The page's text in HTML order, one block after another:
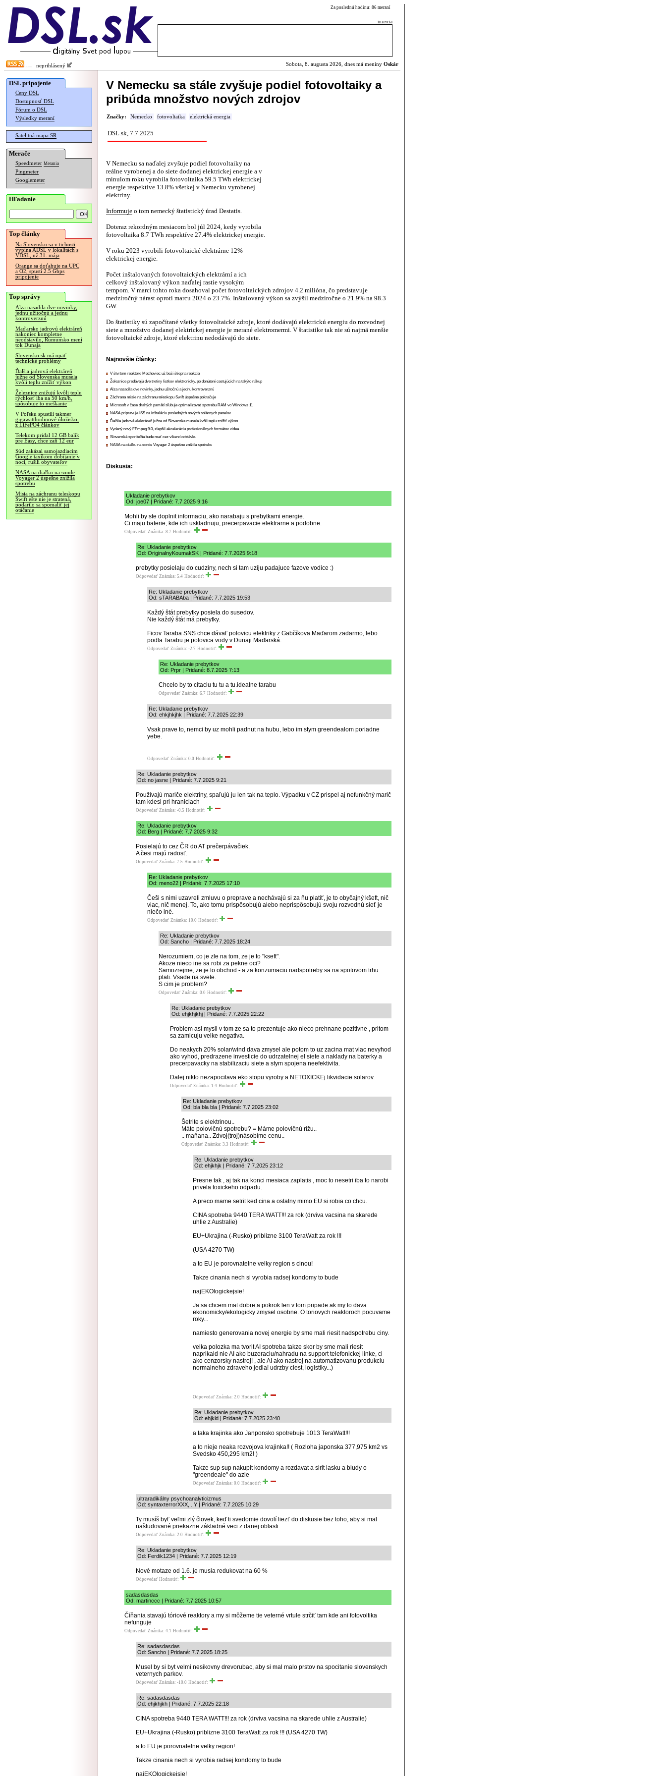
Za poslednú hodinu: 86 meraní
inzercia
neprihlásený Sobota, 8. augusta 2026, dnes má meniny Oskár
DSL pripojenie
Ceny DSL
Dostupnosť DSL
Fórum o DSL
Výsledky meraní
Satelitná mapa SR
Merače
Speedmeter Merania
Pingmeter
Googlemeter
Hľadanie
Top články
Na Slovensku sa v tichosti
vypína ADSL v lokalitách s
VDSL, už 31. mája
Orange sa doťahuje na UPC
a O2, spustí 2.5 Gbps
pripojenie
Top správy
Alza nasadila dve novinky,
jednu užitočnú a jednu
kontroverznú
Maďarsko jadrovú elektráreň
nakoniec kompletne
neodstavilo, Rumunsko mení
tok Dunaja
Slovensko.sk má opäť
technické problémy
Ďalšia jadrová elektráreň
južne od Slovenska musela
kvôli teplu znížiť výkon
Železnice znižujú kvôli teplu
rýchlosť iba na 50 km/h,
spôsobuje to meškanie
V Poľsku spustili takmer
gigawatthodinové úložisko,
z LiFePO4 článkov
Telekom pridal 12 GB balík
pre Easy, chce zaň 12 eur
Súd zakázal samojazdiacim
Google taxíkom dobíjanie v
noci, rušili obyvateľov
NASA na diaľku na sonde
Voyager 2 úspešne znížila
spotrebu
Misia na záchranu teleskopu
Swift ešte nie je stratená,
podarilo sa spomaliť jej
otáčanie
V Nemecku sa stále zvyšuje podiel fotovoltaiky a
pribúda množstvo nových zdrojov
Značky: Nemecko fotovoltaika elektrická energia
DSL.sk, 7.7.2025
V Nemecku sa naďalej zvyšuje podiel fotovoltaiky na
reálne vyrobenej a do siete dodanej elektrickej energie a v
minulom roku vyrobila fotovoltaika 59.5 TWh elektrickej
energie respektíve 13.8% všetkej v Nemecku vyrobenej
elektriny.
Informuje o tom nemecký štatistický úrad Destatis.
Doteraz rekordným mesiacom bol júl 2024, kedy vyrobila
fotovoltaika 8.7 TWh respektíve 27.4% elektrickej energie.
V roku 2023 vyrobili fotovoltaické elektrárne 12%
elektrickej energie.
Počet inštalovaných fotovoltaických elektrární a ich
celkový inštalovaný výkon naďalej rastie vysokým
tempom. V marci tohto roka dosahoval počet fotovoltaických zdrojov 4.2 milióna, čo predstavuje
medziročný nárast oproti marcu 2024 o 23.7%. Inštalovaný výkon sa zvýšil medziročne o 21.9% na 98.3
GW.
Do štatistiky sú započítané všetky fotovoltaické zdroje, ktoré dodávajú elektrickú energiu do rozvodnej
siete a množstvo dodanej elektrickej energie je merané elektromermi. V štatistike tak nie sú najmä menšie
fotovoltaické zdroje, ktoré elektrinu nedodávajú do siete.
Najnovšie články:
V štvrtom reaktore Mochoviec už beží štiepna reakcia
Železnice predávajú dve tretiny lístkov elektronicky, po donútení cestujúcich na takýto nákup
Alza nasadila dve novinky, jednu užitočnú a jednu kontroverznú
Záchrana misie na záchranu teleskopu Swift úspešne pokračuje
Microsoft v čase drahých pamätí sľubuje optimalizovať spotrebu RAM vo Windows 11
NASA pripravuje ISS na inštaláciu posledných nových solárnych panelov
Ďalšia jadrová elektráreň južne od Slovenska musela kvôli teplu znížiť výkon
Vydaný nový FFmpeg 9.0, zlepšil akceleráciu profesionálnych formátov videa
Slovenská sporiteľňa bude mať cez víkend odstávku
NASA na diaľku na sonde Voyager 2 úspešne znížila spotrebu
Diskusia:
Ukladanie prebytkov
Od: joe07 | Pridané: 7.7.2025 9:16
Mohli by ste doplnit informaciu, ako narabaju s prebytkami energie.
Ci maju baterie, kde ich uskladnuju, precerpavacie elektrarne a podobne.
Odpovedať Známka: 8.7 Hodnotiť:
Re: Ukladanie prebytkov
Od: OriginalnyKoumakSK | Pridané: 7.7.2025 9:18
prebytky posielaju do cudziny, nech si tam uziju padajuce fazove vodice :)
Odpovedať Známka: 5.4 Hodnotiť:
Re: Ukladanie prebytkov
Od: sTARABAba | Pridané: 7.7.2025 19:53
Každý štát prebytky posiela do susedov.
Nie každý štát má prebytky.
Ficov Taraba SNS chce dávať polovicu elektriky z Gabčíkova Maďarom zadarmo, lebo
podla Tarabu je polovica vody v Dunaji Maďarská.
Odpovedať Známka: -2.7 Hodnotiť:
Re: Ukladanie prebytkov
Od: Prpr | Pridané: 8.7.2025 7:13
Chcelo by to citaciu tu tu a tu.idealne tarabu
Odpovedať Známka: 6.7 Hodnotiť:
Re: Ukladanie prebytkov
Od: ehkjhkjhk | Pridané: 7.7.2025 22:39
Vsak prave to, nemci by uz mohli padnut na hubu, lebo im stym greendealom poriadne
yebe.
Odpovedať Známka: 0.0 Hodnotiť:
Re: Ukladanie prebytkov
Od: no jasne | Pridané: 7.7.2025 9:21
Používajú mariče elektriny, spaľujú ju len tak na teplo. Výpadku v CZ prispel aj nefunkčný marič
tam kdesi pri hraniciach
Odpovedať Známka: -0.5 Hodnotiť:
Re: Ukladanie prebytkov
Od: Berg | Pridané: 7.7.2025 9:32
Posielajú to cez ČR do AT prečerpávačiek.
A česi majú radosť.
Odpovedať Známka: 7.5 Hodnotiť:
Re: Ukladanie prebytkov
Od: meno22 | Pridané: 7.7.2025 17:10
Češi s nimi uzavreli zmluvu o preprave a nechávajú si za ňu platiť, je to obyčajný kšeft, nič
viac, nič menej. To, ako tomu prispôsobujú alebo neprispôsobujú svoju rozvodnú sieť je
niečo iné.
Odpovedať Známka: 10.0 Hodnotiť:
Re: Ukladanie prebytkov
Od: Sancho | Pridané: 7.7.2025 18:24
Nerozumiem, co je zle na tom, ze je to "kseft".
Akoze nieco ine sa robi za pekne oci?
Samozrejme, ze je to obchod - a za konzumaciu nadspotreby sa na spotovom trhu
plati. Vsade na svete.
S cim je problem?
Odpovedať Známka: 0.0 Hodnotiť:
Re: Ukladanie prebytkov
Od: ehjkhjkhj | Pridané: 7.7.2025 22:22
Problem asi mysli v tom ze sa to prezentuje ako nieco prehnane pozitivne , pritom
sa zamlcuju velke negativa.
Do neakych 20% solar/wind dava zmysel ale potom to uz zacina mat viac nevyhod
ako vyhod, predrazene investicie do udrzatelnej el siete a naklady na baterky a
precerpavacky na stabilizaciu siete a stym spojena neefektivita.
Dalej nikto nezapocitava eko stopu vyroby a NETOXICKEj likvidacie solarov.
Odpovedať Známka: 1.4 Hodnotiť:
Re: Ukladanie prebytkov
Od: bla bla bla | Pridané: 7.7.2025 23:02
Šetrite s elektrinou..
Máte polovičnú spotrebu? = Máme polovičnú rižu..
.. maňana.. Zdvoj(troj)násobíme cenu..
Odpovedať Známka: 3.3 Hodnotiť:
Re: Ukladanie prebytkov
Od: ehjkhjk | Pridané: 7.7.2025 23:12
Presne tak , aj tak na konci mesiaca zaplatis , moc to nesetri iba to narobi
privela toxickeho odpadu.
A preco mame setrit ked cina a ostatny mimo EU si robia co chcu.
CINA spotreba 9440 TERA WATT!!! za rok (drviva vacsina na skarede
uhlie z Australie)
EU+Ukrajina (-Rusko) priblizne 3100 TeraWatt za rok !!!
(USA 4270 TW)
a to EU je porovnatelne velky region s cinou!
Takze cinania nech si vyrobia radsej kondomy to bude
najEKOlogickejsie!
Ja sa chcem mat dobre a pokrok len v tom pripade ak my to dava
ekonomicky/ekologicky zmysel osobne. O toriovych reaktoroch pocuvame
roky...
namiesto generovania novej energie by sme mali riesit nadspotrebu ciny.
velka polozka ma tvorit AI spotreba takze skor by sme mali riesit
naprikald nie AI ako buzeraciu/nahradu na support telefonickej linke, ci
ako cenzorsky nastroj! , ale AI ako nastroj na automatizovanu produkciu
normalneho zdraveho jedla! udrzby ciest, logistiky...)
Odpovedať Známka: 2.0 Hodnotiť:
Re: Ukladanie prebytkov
Od: ehjkld | Pridané: 7.7.2025 23:40
a taka krajinka ako Janponsko spotrebuje 1013 TeraWatt!!!
a to nieje neaka rozvojova krajinka!! ( Rozloha japonska 377,975 km2 vs
Svedsko 450,295 km2! )
Takze sup sup nakupit kondomy a rozdavat a sirit lasku a bludy o
"greendeale" do azie
Odpovedať Známka: 0.0 Hodnotiť:
ultraradikálny psychoanalyticizmus
Od: syntaxterrorXXX, . Y | Pridané: 7.7.2025 10:29
Ty musíš byť veľmi zlý človek, keď ti svedomie dovolí liezť do diskusie bez toho, aby si mal
naštudované priekazne základné veci z danej oblasti.
Odpovedať Známka: 2.0 Hodnotiť:
Re: Ukladanie prebytkov
Od: Ferdik1234 | Pridané: 7.7.2025 12:19
Nové motaze od 1.6. je musia redukovat na 60 %
Odpovedať Hodnotiť:
sadasdasdas
Od: martinccc | Pridané: 7.7.2025 10:57
Číňania stavajú tóriové reaktory a my si môžeme tie veterné vrtule strčiť tam kde ani fotovoltika
nefunguje
Odpovedať Známka: 4.1 Hodnotiť:
Re: sadasdasdas
Od: Sancho | Pridané: 7.7.2025 18:25
Musel by si byt velmi nesikovny drevorubac, aby si mal malo prstov na spocitanie slovenskych
veternych parkov.
Odpovedať Známka: -10.0 Hodnotiť:
Re: sadasdasdas
Od: ehjkhjkh | Pridané: 7.7.2025 22:18
CINA spotreba 9440 TERA WATT!!! za rok (drviva vacsina na skarede uhlie z Australie)
EU+Ukrajina (-Rusko) priblizne 3100 TeraWatt za rok !!! (USA 4270 TW)
a to EU je porovnatelne velky region!
Takze cinania nech si vyrobia radsej kondomy to bude
najEKOlogickejsie!